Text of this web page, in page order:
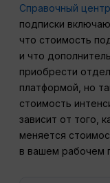
Справочный
подписки
что стоимость
и что
приобрести
платформой, но
стоимость
зависит от того,
меняется
в вашем рабочем